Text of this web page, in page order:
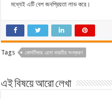
মধ্যেই এটি বেশ জনপ্রিয়তা লাভ করে।
Tags কোর্সটিকায় এলো ভারতীয় সংস্করণ
এই বিষয়ে আরো লেখা